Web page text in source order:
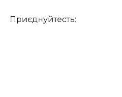
Приєднуйтесть: